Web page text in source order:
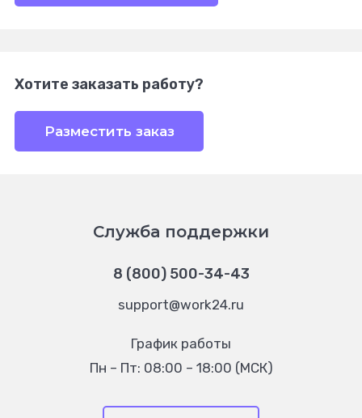
Хотите заказать работу?
Разместить заказ
Служба поддержки
8 (800) 500-34-43
support@work24.ru
График работы
Пн – Пт: 08:00 – 18:00 (МСК)